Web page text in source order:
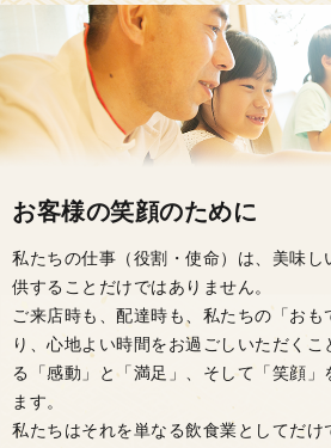
お客様の笑顔のために
私たちの仕事（役割・使命）は、美味し
供することだけではありません。
ご来店時も、配達時も、私たちの「おも
り、心地よい時間をお過ごしいただく
る「感動」と「満足」、そして「笑顔」
ます。
私たちはそれを単なる飲食業としてだけ